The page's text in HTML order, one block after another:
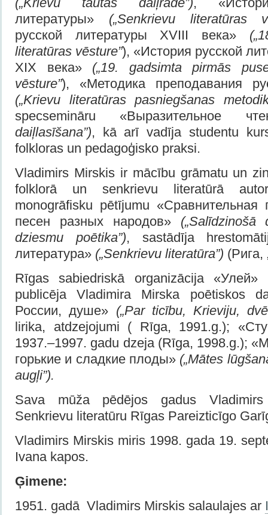
литературы» („Senkrievu literatūras
русской литературы XVIII века»
literatūras vēsture”), «История русской
XIX века» („19. gadsimta pirmās
vēsture”), «Методика преподавания
(„Krievu literatūras pasniegšanas
specsemināru «Выразительное
daiļlasīšana”), kā arī vadīja studentu
folkloras un pedagoģisko praksi.
Vladimirs Mirskis ir mācību grāmatu un
folklorā un senkrievu literatūrā
monogrāfisku pētījumu «Сравнительная
песен разных народов»
dziesmu poētika”), sastādīja
литература» („Senkrievu literatūra”) (Рига,
Rīgas sabiedriskā organizācija «Улей»
publicēja Vladimira Mirska poētiskos
России, душе» („Par ticību, Krieviju,
lirika, atdzejojumi ( Rīga, 1991.g.);
1937.–1997. gadu dzeja (Rīga, 1998.g.);
горькие и сладкие плоды» („Mātes
augļi”).
Sava mūža pēdējos gadus
Senkrievu literatūru Rīgas Pareizticīgo
Vladimirs Mirskis miris 1998. gada 19.
Ivana kapos.
Ģimene:
1951. gadā Vladimirs Mirskis salaulajes ar